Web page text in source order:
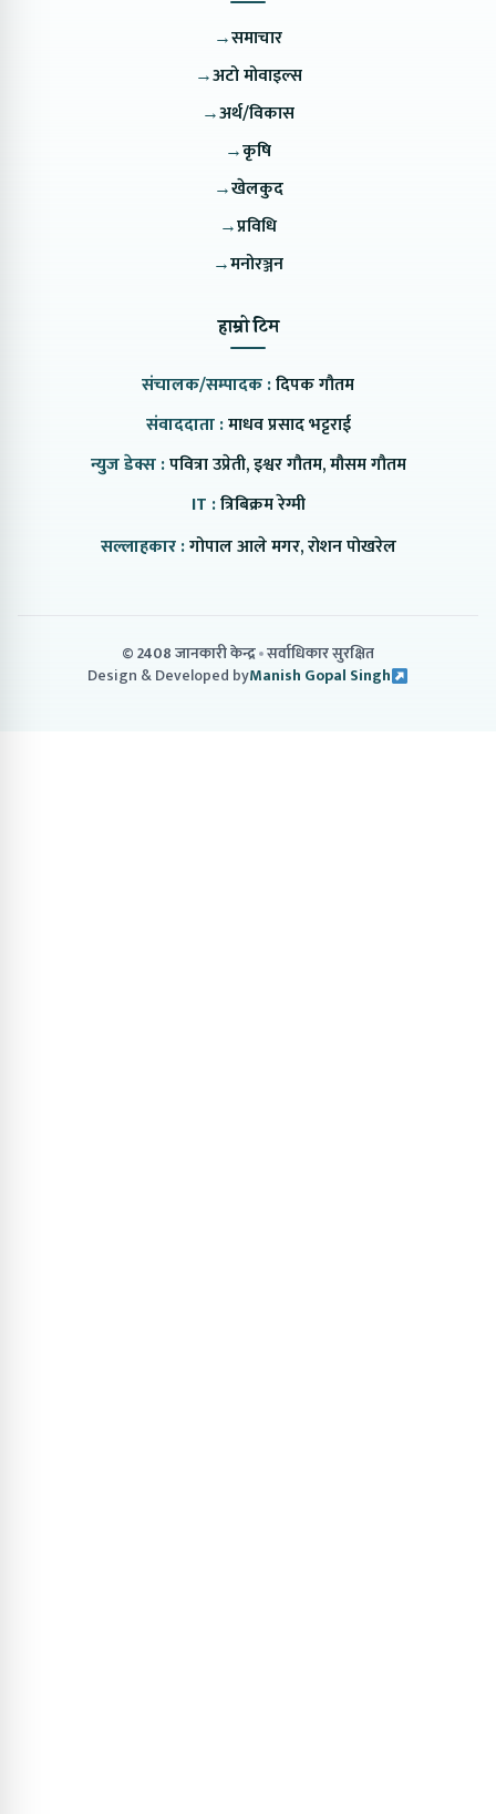
→समाचार
→अटो मोवाइल्स
→अर्थ/विकास
→कृषि
→खेलकुद
→प्रविधि
→मनोरञ्जन
हाम्रो टिम
संचालक/सम्पादक :दिपक गौतम
संवाददाता :माधव प्रसाद भट्टराई
न्युज डेक्स :पवित्रा उप्रेती, इश्वर गौतम, मौसम गौतम
IT :त्रिबिक्रम रेग्मी
सल्लाहकार :गोपाल आले मगर, रोशन पोखरेल
© 2408 जानकारी केन्द्र सर्वाधिकार सुरक्षित
Design & Developed byManish Gopal Singh